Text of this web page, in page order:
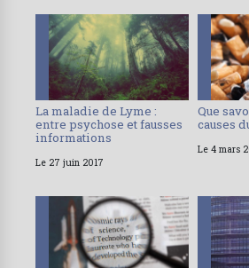
La maladie de Lyme :
entre psychose et fausses
informations
Le 27 juin 2017
Que
causes
Le 4 mars